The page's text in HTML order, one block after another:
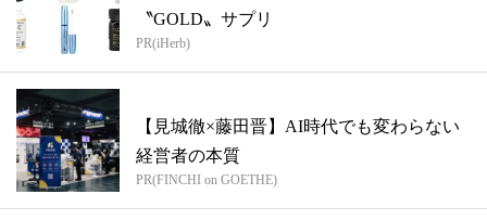
〝GOLD〟サプリ
PR(iHerb)
【見城徹×藤田晋】AI時代でも変わらない
経営者の本質
PR(FINCHI on GOETHE)